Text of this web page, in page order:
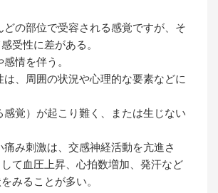
どの部位で受容される感覚ですが、そ
受性に差がある。
感情を伴う。
は、周囲の状況や心理的な要素などに
感覚）が起こり難く、または生じない
痛み刺激は、交感神経活動を亢進さ
て血圧上昇、心拍数増加、発汗など
みることが多い。